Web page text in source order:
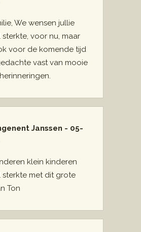
We wensen jullie
sterkte, voor nu, maar
voor de komende tijd
vast van mooie
Janssen - 05-
klein kinderen
sterkte met dit grote
Ton